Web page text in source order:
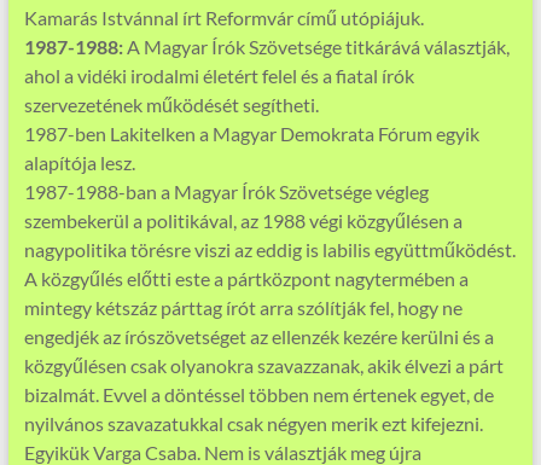
Kamarás Istvánnal írt Reformvár című utópiájuk.
1987-1988:A Magyar Írók Szövetsége titkárává választják,
ahol a vidéki irodalmi életért felel és a fiatal írók
szervezetének működését segítheti.
1987-ben Lakitelken a Magyar Demokrata Fórum egyik
alapítója lesz.
1987-1988-ban a Magyar Írók Szövetsége végleg
szembekerül a politikával, az 1988 végi közgyűlésen a
nagypolitika törésre viszi az eddig is labilis együttműködést.
A közgyűlés előtti este a pártközpont nagytermében a
mintegy kétszáz párttag írót arra szólítják fel, hogy ne
engedjék az írószövetséget az ellenzék kezére kerülni és a
közgyűlésen csak olyanokra szavazzanak, akik élvezi a párt
bizalmát. Evvel a döntéssel többen nem értenek egyet, de
nyilvános szavazatukkal csak négyen merik ezt kifejezni.
Egyikük Varga Csaba. Nem is választják meg újra